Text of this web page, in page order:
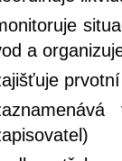
a